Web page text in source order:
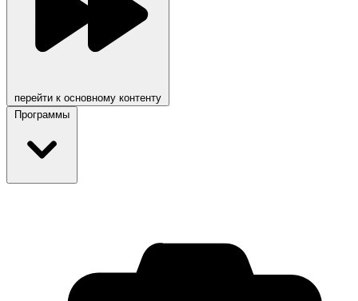
перейти к основному контенту
Программы